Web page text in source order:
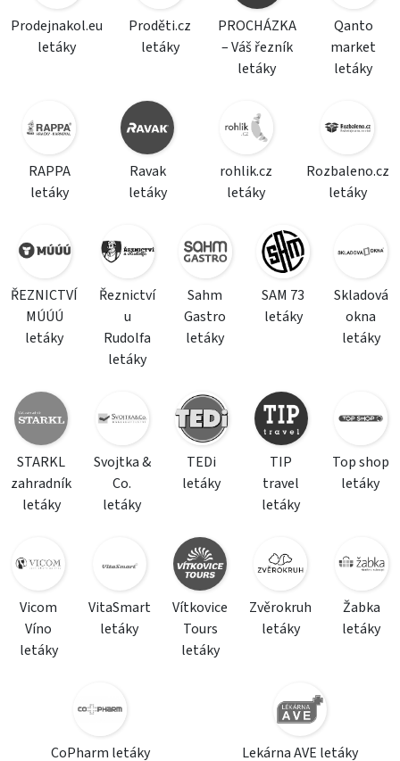
Prodejnakol.eu
letáky
Proděti.cz
letáky
PROCHÁZKA
– Váš řezník
letáky
Qanto
market
letáky
RAPPA
letáky
Ravak
letáky
rohlik.cz
letáky
Rozbaleno.cz
letáky
ŘEZNICTVÍ
MÚÚÚ
letáky
Řeznictví
u
Rudolfa
letáky
Sahm
Gastro
letáky
SAM 73
letáky
Skladová
okna
letáky
STARKL
zahradník
letáky
Svojtka &
Co.
letáky
TEDi
letáky
TIP
travel
letáky
Top shop
letáky
Vicom
Víno
letáky
VitaSmart
letáky
Vítkovice
Tours
letáky
Zvěrokruh
letáky
Žabka
letáky
CoPharm letáky Lekárna AVE letáky